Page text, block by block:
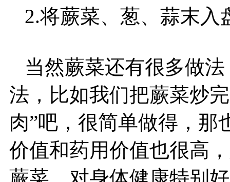
2.将蕨菜、葱、蒜末入
当然蕨菜还有很多做
法，比如我们把蕨菜炒
肉”吧，很简单做得，那
价值和药用价值也很高